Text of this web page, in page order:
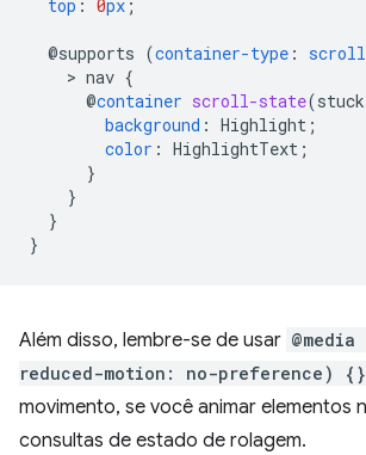
top : 0px ;
@supports (container-type : scroll
    >
nav {
@container scroll-state(stuck
background : Highlight ;
color : HighlightText ;
}
}
}
}
Além disso, lembre-se de usar
reduced-motion: no-preference) {}
movimento, se você animar elementos
consultas de estado de rolagem.